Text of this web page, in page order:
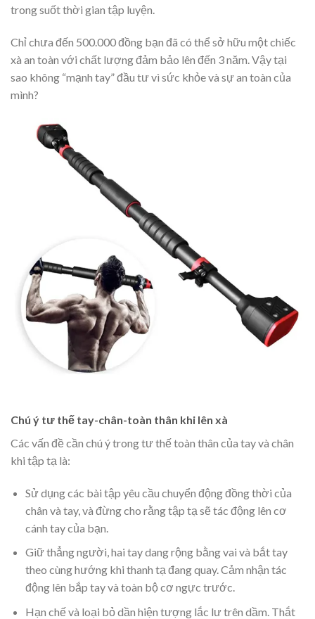
trong suốt thời gian tập luyện.
Chỉ chưa đến 500.000 đồng bạn đã có thể sở hữu một chiếc
xà an toàn với chất lượng đảm bảo lên đến 3 năm. Vậy tại
sao không “mạnh tay” đầu tư vì sức khỏe và sự an toàn của
mình?
Chú ý tư thế tay-chân-toàn thân khi lên xà
Các vấn đề cần chú ý trong tư thế toàn thân của tay và chân
khi tập tạ là:
Sử dụng các bài tập yêu cầu chuyển động đồng thời của
chân và tay, và đừng cho rằng tập tạ sẽ tác động lên cơ
cánh tay của bạn.
Giữ thẳng người, hai tay dang rộng bằng vai và bắt tay
theo cùng hướng khi thanh tạ đang quay. Cảm nhận tác
động lên bắp tay và toàn bộ cơ ngực trước.
Hạn chế và loại bỏ dần hiện tượng lắc lư trên dầm. Thắt